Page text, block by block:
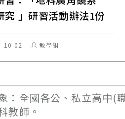
」研習活動辦法1份
10-02
Post教學組
：全國各公、私立高中(
教師。